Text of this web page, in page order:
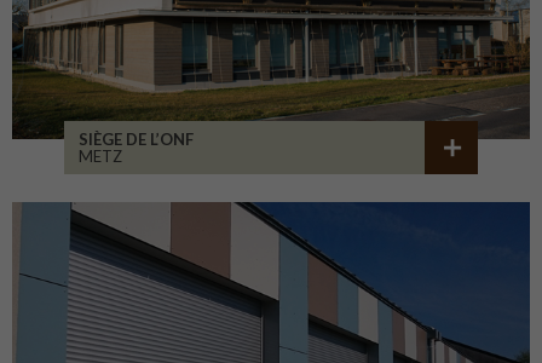
SIÈGE DE L’ONF
METZ